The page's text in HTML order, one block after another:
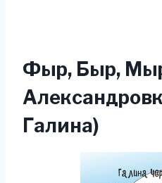
Фыр, Быр,
Галина)